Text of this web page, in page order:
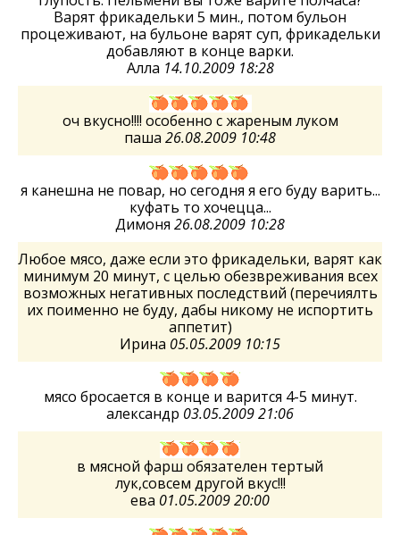
Варят фрикадельки 5 мин., потом бульон
процеживают, на бульоне варят суп, фрикадельки
добавляют в конце варки.
Алла 14.10.2009 18:28
оч вкусно!!!! особенно с жареным луком
паша 26.08.2009 10:48
я канешна не повар, но сегодня я его буду варить...
куфать то хочецца...
Димоня 26.08.2009 10:28
Любое мясо, даже если это фрикадельки, варят как
минимум 20 минут, с целью обезвреживания всех
возможных негативных последствий (перечиялть
их поименно не буду, дабы никому не испортить
аппетит)
Ирина 05.05.2009 10:15
мясо бросается в конце и варится 4-5 минут.
александр 03.05.2009 21:06
в мясной фарш обязателен тертый
лук,совсем другой вкус!!!
ева 01.05.2009 20:00